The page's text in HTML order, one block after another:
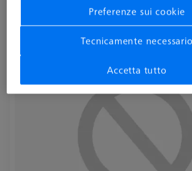
Part-program, per CMM Check ultra RT
626001-0230-020
Preferenze sui cookie
Tecnicamente necessario
Accetta tutto